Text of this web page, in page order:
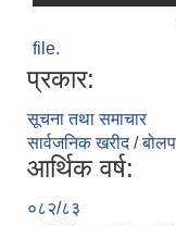
file.
प्रकार:
सूचना तथा समाचार
सार्वजनिक खरीद /
आर्थिक वर्ष:
०८२/८३